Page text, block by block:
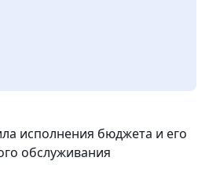
исполнения бюджета и его
обслуживания